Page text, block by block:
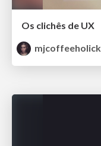
Os clichês de UX
mjcoffeeholick